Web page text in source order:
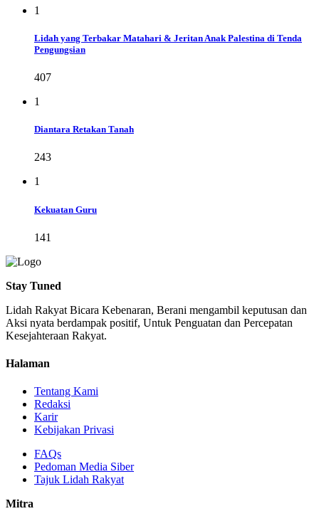
1
Lidah yang Terbakar Matahari & Jeritan Anak Palestina di Tenda
Pengungsian
407
1
Diantara Retakan Tanah
243
1
Kekuatan Guru
141
Stay Tuned
Lidah Rakyat Bicara Kebenaran, Berani mengambil keputusan dan
Aksi nyata berdampak positif, Untuk Penguatan dan Percepatan
Kesejahteraan Rakyat.
Halaman
Tentang Kami
Redaksi
Karir
Kebijakan Privasi
FAQs
Pedoman Media Siber
Tajuk Lidah Rakyat
Mitra